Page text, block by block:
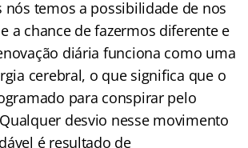
nós temos a possibilidade de nos
a chance de fazermos diferente e
diária funciona como uma
cerebral, o que significa que o
para conspirar pelo
desvio nesse movimento
é resultado de